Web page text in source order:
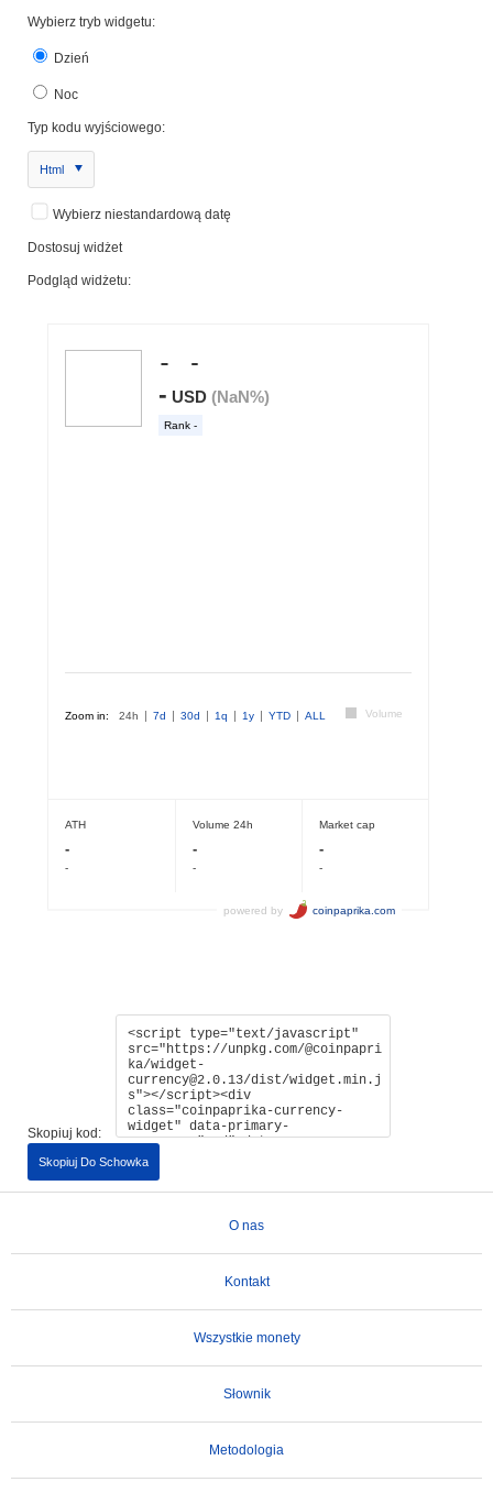
Wybierz tryb widgetu:
Dzień
Noc
Typ kodu wyjściowego:
Html
Wybierz niestandardową datę
Dostosuj widżet
Podgląd widżetu:
Skopiuj kod:
Skopiuj Do Schowka
O nas
Kontakt
Wszystkie monety
Słownik
Metodologia